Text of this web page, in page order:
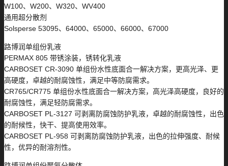
W100、W200、W320、WV400
通用超分散剂
Solsperse 53095、64000、65000、66000、67000
路博润单组份乳液
PERMAX 805 带锈涂装，锈转化乳液
CARBOSET CR-3090 单组份水性底面合一解决方案，更高光泽、更
高硬度，卓越的耐腐蚀性，满足中等防腐需求。
CR765/CR775 单组份水性底面合一解决方案，高光泽高硬度，良好的
耐腐蚀性，满足轻防腐需求。
CARBOSET PL-3127 可剥离防腐蚀防护乳液，卓越的耐腐蚀性，出色
的耐候性，快干、提高使用效率。
CARBOSET PL-958 可剥离防腐蚀防护乳液，出色的拉伸强度、耐候
性，优异的耐溶剂性。